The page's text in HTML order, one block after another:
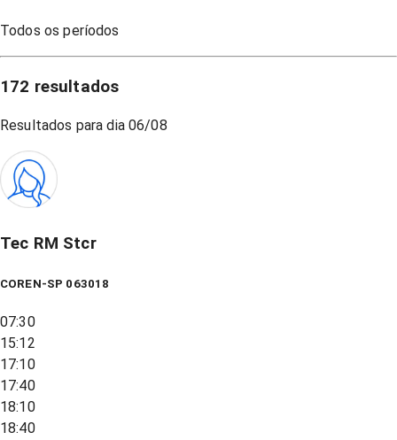
Todos os períodos
172 resultados
Resultados para dia 06/08
Tec RM Stcr
COREN-SP 063018
07:30
15:12
17:10
17:40
18:10
18:40